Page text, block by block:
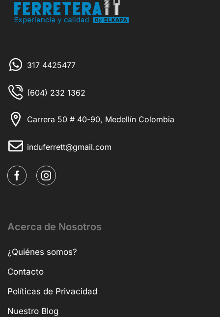
317 4425477
(604) 232 1362
Carrera 50 # 40-90, Medellín Colombia
induferrett@gmail.com
Acerca de Nosotros
¿Quiénes somos?
Contacto
Políticas de Privacidad
Nuestro Blog